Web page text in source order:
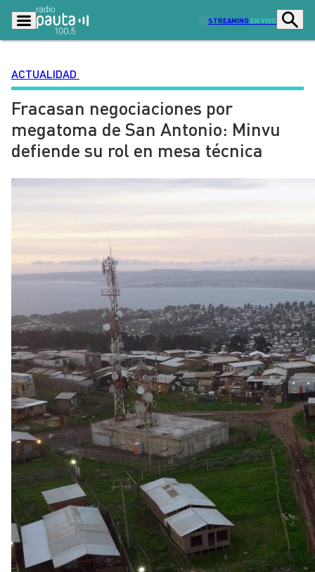
STREAMING EN VIVO
Podcasts
Lo Último Actualidad
Ciudad Economía
Entretención y Cultura
Dato en Pauta Señal 2
Contenido Patrocinado
ACTUALIDAD
Fracasan negociaciones por
megatoma de San Antonio: Minvu
defiende su rol en mesa técnica